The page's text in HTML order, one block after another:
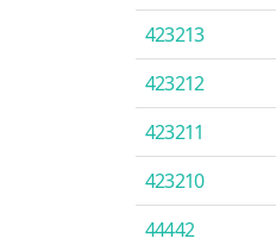
423213
423212
423211
423210
44442